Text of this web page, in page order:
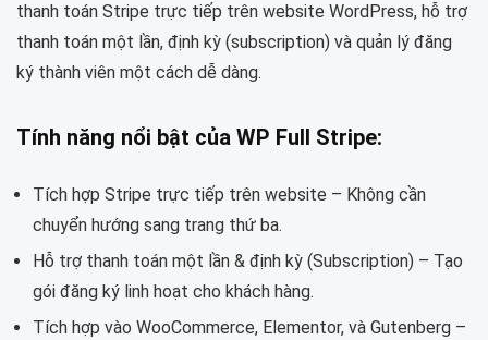
thanh toán Stripe trực tiếp trên website WordPress, hỗ trợ
thanh toán một lần, định kỳ (subscription) và quản lý đăng
ký thành viên một cách dễ dàng.
Tính năng nổi bật của WP Full Stripe:
Tích hợp Stripe trực tiếp trên website – Không cần
chuyển hướng sang trang thứ ba.
Hỗ trợ thanh toán một lần & định kỳ (Subscription) – Tạo
gói đăng ký linh hoạt cho khách hàng.
Tích hợp vào WooCommerce, Elementor, và Gutenberg –